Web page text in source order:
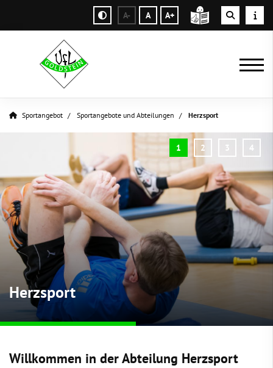
A- A A+
Sportangebot Sportangebote und Abteilungen Herzsport
Herzsport
Willkommen in der Abteilung Herzsport